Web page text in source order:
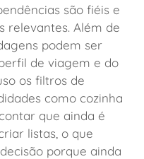
são fiéis e
relevantes. Além de
podem ser
de viagem e do
os filtros de
como cozinha
que ainda é
listas, o que
porque ainda